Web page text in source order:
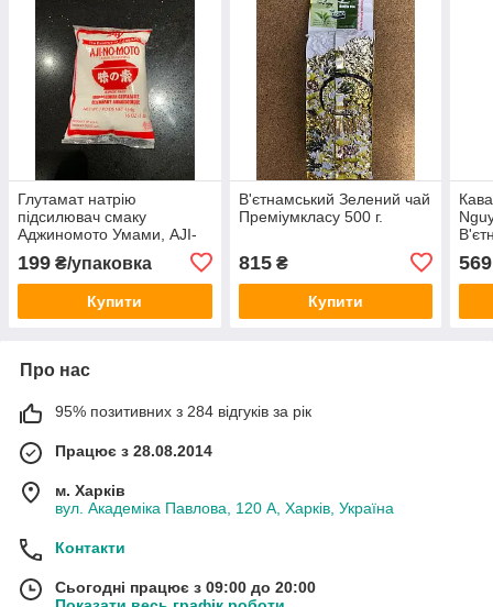
Глутамат натрію
підсилювач смаку
Аджиномото Умами, AJI-
199 ₴/упаковка
Купити
В'єтнамський Зелений чай
Преміумкласу 500 г.
815₴
Купити
569
Про нас
95% позитивних з 284 відгуків за рік
Працює з 28.08.2014
м. Харків
вул. Академіка Павлова, 120 А, Харків, Україна
Контакти
Сьогодні працює з 09:00 до 20:00